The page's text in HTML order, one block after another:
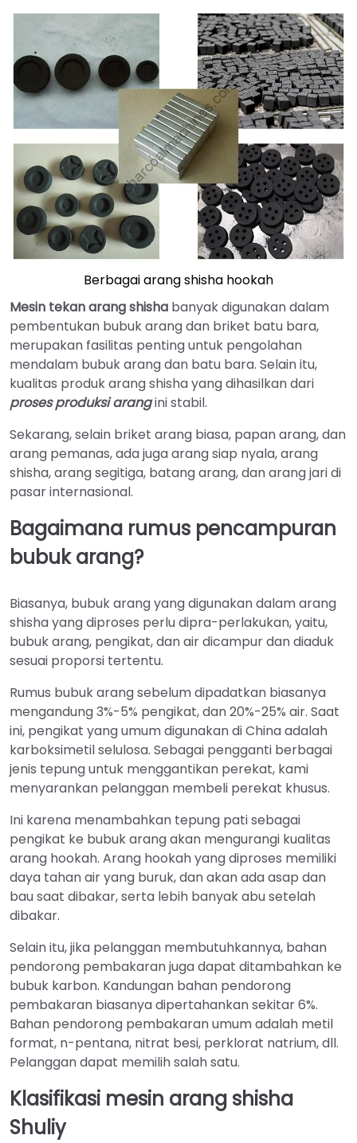
Berbagai arang shisha hookah
Mesin tekan arang shisha banyak digunakan dalam
pembentukan bubuk arang dan briket batu bara,
merupakan fasilitas penting untuk pengolahan
mendalam bubuk arang dan batu bara. Selain itu,
kualitas produk arang shisha yang dihasilkan dari
proses produksi arangini stabil.
Sekarang, selain briket arang biasa, papan arang, dan
arang pemanas, ada juga arang siap nyala, arang
shisha, arang segitiga, batang arang, dan arang jari di
pasar internasional.
Bagaimana rumus pencampuran
bubuk arang?
Biasanya, bubuk arang yang digunakan dalam arang
shisha yang diproses perlu dipra-perlakukan, yaitu,
bubuk arang, pengikat, dan air dicampur dan diaduk
sesuai proporsi tertentu.
Rumus bubuk arang sebelum dipadatkan biasanya
mengandung 3%-5% pengikat, dan 20%-25% air. Saat
ini, pengikat yang umum digunakan di China adalah
karboksimetil selulosa. Sebagai pengganti berbagai
jenis tepung untuk menggantikan perekat, kami
menyarankan pelanggan membeli perekat khusus.
Ini karena menambahkan tepung pati sebagai
pengikat ke bubuk arang akan mengurangi kualitas
arang hookah. Arang hookah yang diproses memiliki
daya tahan air yang buruk, dan akan ada asap dan
bau saat dibakar, serta lebih banyak abu setelah
dibakar.
Selain itu, jika pelanggan membutuhkannya, bahan
pendorong pembakaran juga dapat ditambahkan ke
bubuk karbon. Kandungan bahan pendorong
pembakaran biasanya dipertahankan sekitar 6%.
Bahan pendorong pembakaran umum adalah metil
format, n-pentana, nitrat besi, perklorat natrium, dll.
Pelanggan dapat memilih salah satu.
Klasifikasi mesin arang shisha
Shuliy